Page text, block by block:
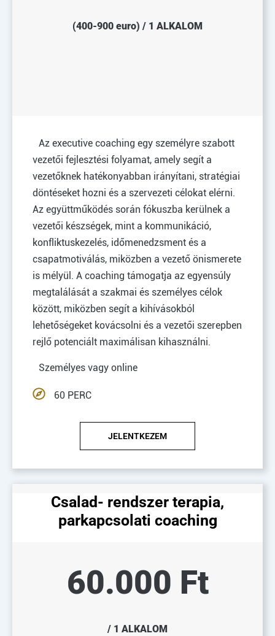
(400-900 euro) / 1 ALKALOM
Az executive coaching egy személyre szabott
vezetői fejlesztési folyamat, amely segít a
vezetőknek hatékonyabban irányítani, stratégiai
döntéseket hozni és a szervezeti célokat elérni.
Az együttműködés során fókuszba kerülnek a
vezetői készségek, mint a kommunikáció,
konfliktuskezelés, időmenedzsment és a
csapatmotiválás, miközben a vezető önismerete
is mélyül. A coaching támogatja az egyensúly
megtalálását a szakmai és személyes célok
között, miközben segít a kihívásokból
lehetőségeket kovácsolni és a vezetői szerepben
rejlő potenciált maximálisan kihasználni.
Személyes vagy online
60 PERC
JELENTKEZEM
Csalad- rendszer terapia,
parkapcsolati coaching
60.000 Ft
/ 1 ALKALOM